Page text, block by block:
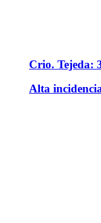
Crio. Tejeda:
Alta